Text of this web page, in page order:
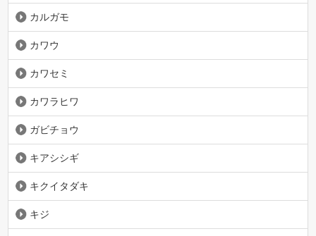
カルガモ
カワウ
カワセミ
カワラヒワ
ガビチョウ
キアシシギ
キクイタダキ
キジ